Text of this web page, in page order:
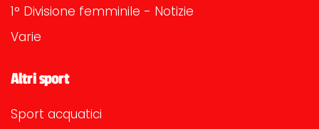
1° Divisione femminile - Notizie
Varie
Altri sport
Sport acquatici